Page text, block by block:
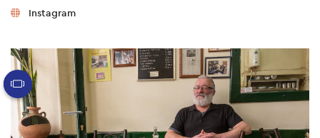
Instagram